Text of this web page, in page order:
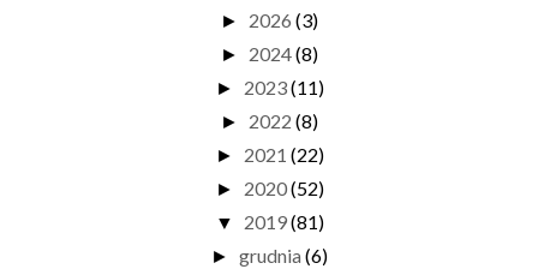
► 2026 (3)
► 2024(8)
► 2023(11)
► 2022 (8)
► 2021 (22)
► 2020(52)
▼ 2019(81)
► grudnia (6)